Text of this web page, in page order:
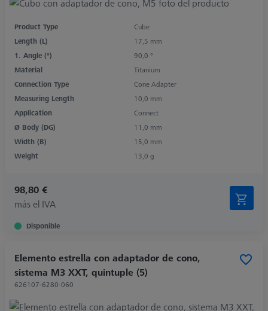
Product Type
Cube
Length (L)
17,5 mm
1. Angle (°)
90,0 °
Material
Titanium
Connection Type
Cone Adapter
Measuring Length
10,0 mm
Application
Connect
Ø Body (DG)
11,0 mm
Width (B)
15,0 mm
Weight
13,0 g
98,80 €
más el IVA
Disponible
Elemento estrella con adaptador de cono,
sistema M3 XXT, quintuple (5)
626107-6280-060